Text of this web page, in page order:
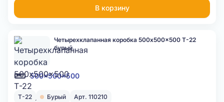
В корзину
500x500x500
Четырехклапанная коробка 500x500x500 Т-22
бурый
Т-22 Бурый Арт. 110210